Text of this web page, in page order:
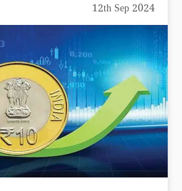
12th Sep 2024